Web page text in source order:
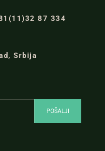
87 334
Srbija